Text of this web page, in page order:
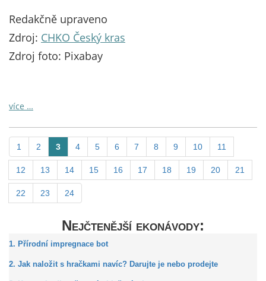
Redakčně upraveno
Zdroj: CHKO Český kras
Zdroj foto: Pixabay
více …
1 2 3 4 5 6 7 8 9 10 11
12 13 14 15 16 17 18 19 20 21
22 23 24
Nejčtenější ekonávody:
1. Přírodní impregnace bot
2. Jak naložit s hračkami navíc? Darujte je nebo prodejte